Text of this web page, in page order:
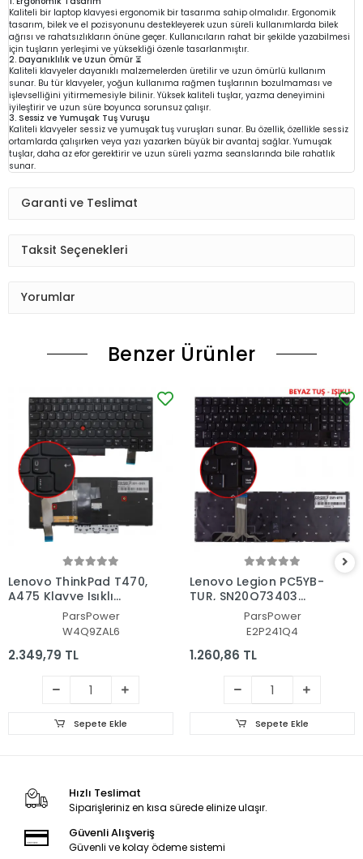
Kaliteli bir laptop klavyesi ergonomik bir tasarıma sahip olmalıdır. Ergonomik
tasarım, bilek ve el pozisyonunu destekleyerek uzun süreli kullanımlarda bilek
ağrısı ve rahatsızlıkların önüne geçer. Kullanıcıların rahat bir şekilde yazabilmesi
için tuşların yerleşimi ve yüksekliği özenle tasarlanmıştır.
2. Dayanıklılık ve Uzun Ömür ⏳
Kaliteli klavyeler dayanıklı malzemelerden üretilir ve uzun ömürlü kullanım
sunar. Bu tür klavyeler, yoğun kullanıma rağmen tuşlarının bozulmaması ve
işlevselliğini yitirmemesiyle bilinir. Yüksek kaliteli tuşlar, yazma deneyimini
iyileştirir ve uzun süre boyunca sorunsuz çalışır.
3. Sessiz ve Yumuşak Tuş Vuruşu
Kaliteli klavyeler sessiz ve yumuşak tuş vuruşları sunar. Bu özellik, özellikle sessiz
ortamlarda çalışırken veya yazı yazarken büyük bir avantaj sağlar. Yumuşak
tuşlar, daha az efor gerektirir ve uzun süreli yazma seanslarında bile rahatlık
sunar.
Garanti ve Teslimat
Taksit Seçenekleri
Yorumlar
Benzer Ürünler
Lenovo ThinkPad T470,
A475 Klavye Işıklı
(Siyah TR)ParsPower
W4Q9ZAL6
2.349,79 TL
Sepete Ekle
Lenovo Legion PC5YB-
TUR, SN20Q73403
Klavye Işıklı (Siyah TR)
ParsPower
E2P241Q4
1.260,86 TL
Sepete Ekle
Hızlı Teslimat
Siparişleriniz en kısa sürede elinize ulaşır.
Güvenli Alışveriş
Güvenli ve kolay ödeme sistemi